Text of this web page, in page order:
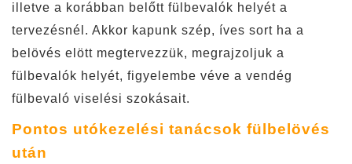
illetve a korábban belőtt fülbevalók helyét a
tervezésnél. Akkor kapunk szép, íves sort ha a
belövés elött megtervezzük, megrajzoljuk a
fülbevalók helyét, figyelembe véve a vendég
fülbevaló viselési szokásait.
Pontos utókezelési tanácsok fülbelövés
után